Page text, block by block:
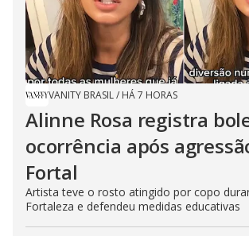
VANITY BRASIL/ HÁ 7 HORAS
Alinne Rosa registra
ocorrência após
Fortal
Artista teve o rosto atingido por copo
Fortaleza e defendeu medidas educativas